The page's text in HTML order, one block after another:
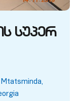
სუპერ